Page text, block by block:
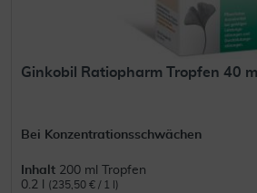
Ginkobil Ratiopharm Tropfen 40
Bei Konzentrationsschwächen
Inhalt 200 ml Tropfen
0.2 l
(235,50 € / 1 l)